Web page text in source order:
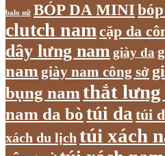
balo nữ BÓP DA MINI
clutch nam cặp da
dây lưng namgiày da
nam giày nam công sở
bụng namthắt lưng
nam da bòtúi da túi
xách du lịch túi xách